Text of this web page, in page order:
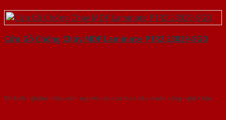
Cửa Gỗ Chống Cháy MDF Laminate P1R2 23029-SGD
Với kinh nghiệm nhiêu năm nghiên cứu cửa theo tiêu chuẩn công nghệ Châu